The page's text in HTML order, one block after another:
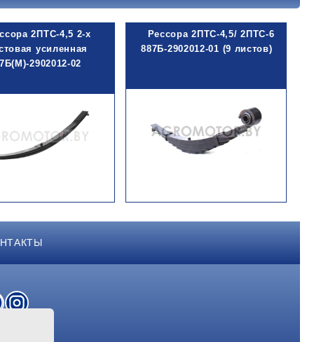
2ПТС-4,5 2-х
усиленная
2902012-02
Рессора 2ПТС-4,5/ 2ПТС-6
887Б-2902012-01 (9 листов)